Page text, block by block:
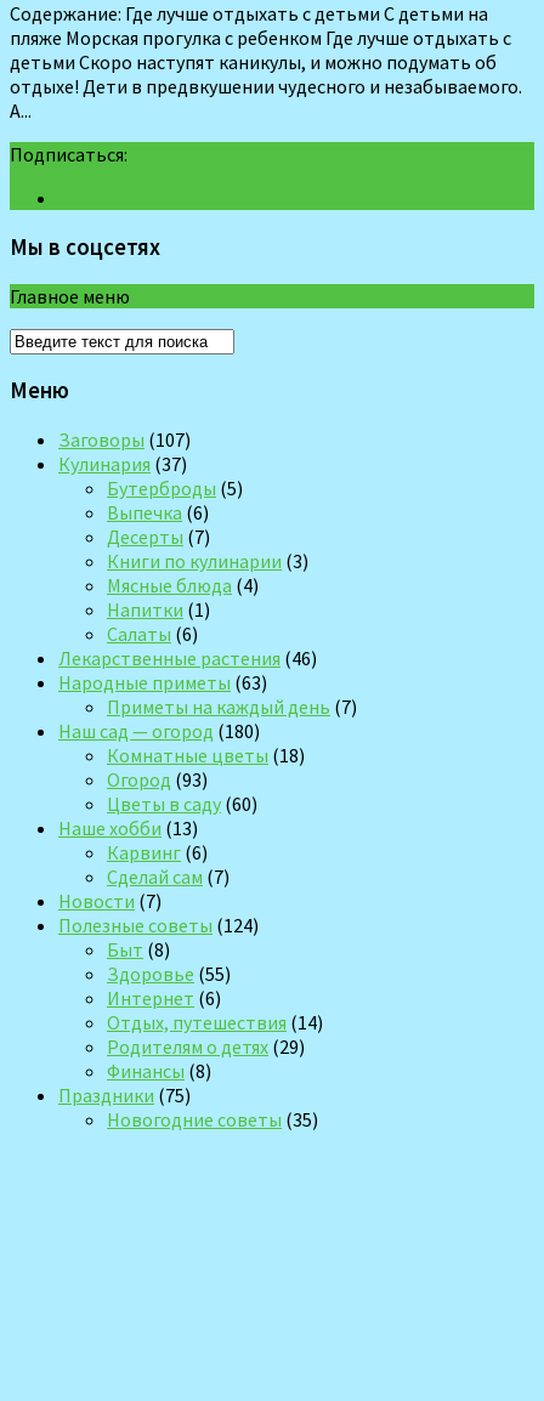
Содержание: Где лучше отдыхать с детьми С детьми на
пляже Морская прогулка с ребенком Где лучше отдыхать с
детьми Скоро наступят каникулы, и можно подумать об
отдыхе! Дети в предвкушении чудесного и незабываемого.
А...
Подписаться:
Мы в соцсетях
Главное меню
Меню
Заговоры (107)
Кулинария (37)
Бутерброды (5)
Выпечка (6)
Десерты (7)
Книги по кулинарии (3)
Мясные блюда (4)
Напитки (1)
Салаты (6)
Лекарственные растения (46)
Народные приметы (63)
Приметы на каждый день (7)
Наш сад — огород (180)
Комнатные цветы (18)
Огород (93)
Цветы в саду (60)
Наше хобби (13)
Карвинг (6)
Сделай сам (7)
Новости (7)
Полезные советы (124)
Быт (8)
Здоровье (55)
Интернет (6)
Отдых, путешествия (14)
Родителям о детях (29)
Финансы (8)
Праздники (75)
Новогодние советы (35)